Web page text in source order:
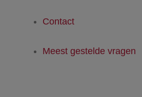
Contact
Meest gestelde vragen